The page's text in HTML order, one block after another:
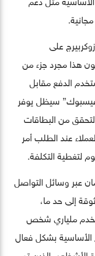
على
هذا مجرد جزء من
الدفع مقابل
سيظل يوفر
من البطاقات
عند الطلب أمر
لتغطية التكلفة.
عبر وسائل التواصل
إلى حد ما،
ملياري شخص
الأساسية بشكل فعال